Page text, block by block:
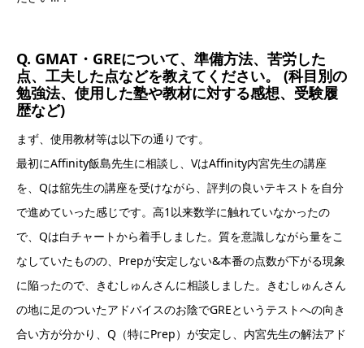
Q. GMAT・GREについて、準備方法、苦労した
点、工夫した点などを教えてください。 (科目別の
勉強法、使用した塾や教材に対する感想、受験履
歴など)
まず、使用教材等は以下の通りです。
最初にAffinity飯島先生に相談し、VはAffinity内宮先生の講座
を、Qは舘先生の講座を受けながら、評判の良いテキストを自分
で進めていった感じです。高1以来数学に触れていなかったの
で、Qは白チャートから着手しました。質を意識しながら量をこ
なしていたものの、Prepが安定しない&本番の点数が下がる現象
に陥ったので、きむしゅんさんに相談しました。きむしゅんさん
の地に足のついたアドバイスのお陰でGREというテストへの向き
合い方が分かり、Q（特にPrep）が安定し、内宮先生の解法アド